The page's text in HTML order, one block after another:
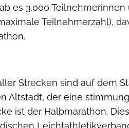
es 3.000
Teilnehmerzahl),
Strecken sind auf dem
Altstadt, der eine
ist der Halbmarathon.